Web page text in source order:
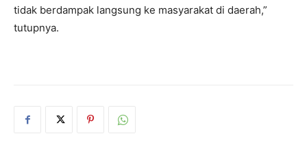
tidak berdampak langsung ke masyarakat di daerah,”
tutupnya.